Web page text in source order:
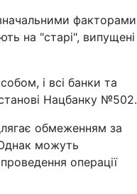
факторами
на "старі", випущені
і всі банки та
Нацбанку №502.
обмеженням за
можуть
операції